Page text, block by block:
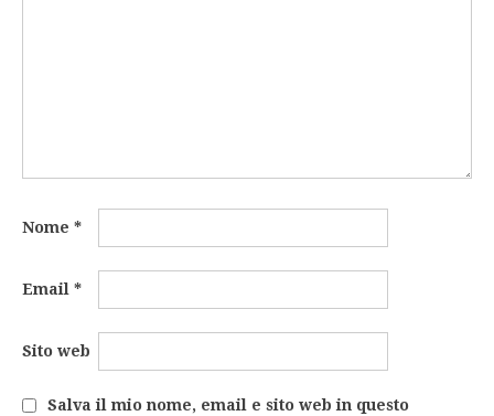
Nome *
Email *
Sito web
Salva il mio nome, email e sito web in questo